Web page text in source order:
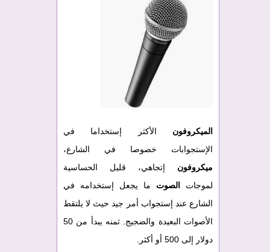
الميكروفون الأكثر إستخداما في
الإستجوابات خصوصا في الشارع،
ميكروفون إتجاهي، قليل الحساسية
لموجات
الصوت ما يجعل إستخدامه في
الشارع عند إستجواب أمر جيد حيث لا يلتقط
الأصوات البعيدة والضجيج. ثمنه يبدأ من 50
دولار إلى 500 أو أكثر.